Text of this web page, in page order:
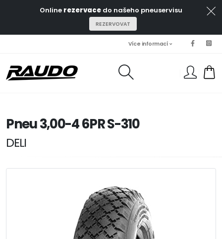
Online rezervace do našeho pneuservisu
REZERVOVAT
Více informací
Pneu 3,00-4 6PR S-310
DELI